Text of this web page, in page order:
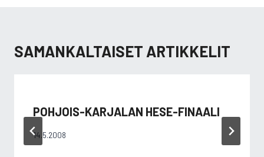
SAMANKALTAISET ARTIKKELIT
POHJOIS-KARJALAN HESE-FINAALI
14.5.2008